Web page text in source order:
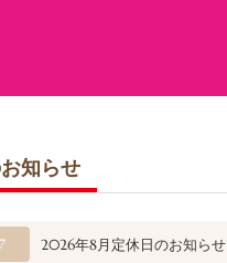
知らせ
2026年8月定休日のお知らせ